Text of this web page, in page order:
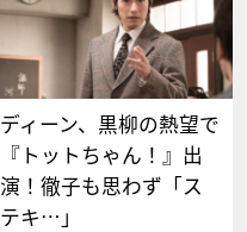
ディーン、黒柳の熱望で
『トットちゃん！』出
演！徹子も思わず「ス
テキ…」